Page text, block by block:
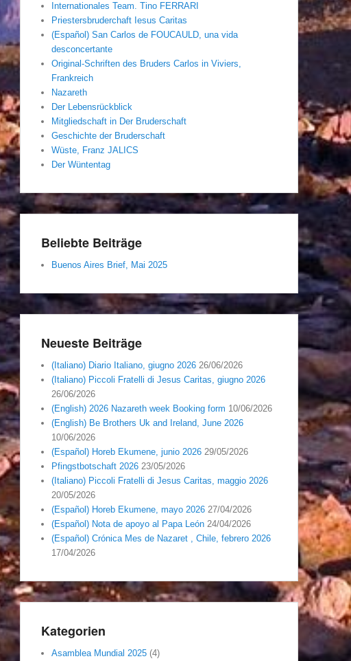
Internationales Team. Tino FERRARI
Priestersbruderchaft Iesus Caritas
(Español) San Carlos de FOUCAULD, una vida
desconcertante
Original-Schriften des Bruders Carlos in Viviers,
Frankreich
Nazareth
Der Lebensrückblick
Mitgliedschaft in Der Bruderschaft
Geschichte der Bruderschaft
Wüste, Franz JALICS
Der Wüntentag
Beliebte Beiträge
Buenos Aires Brief, Mai 2025
Neueste Beiträge
(Italiano) Diario Italiano, giugno 2026 26/06/2026
(Italiano) Piccoli Fratelli di Jesus Caritas, giugno 2026
26/06/2026
(English) 2026 Nazareth week Booking form 10/06/2026
(English) Be Brothers Uk and Ireland, June 2026
10/06/2026
(Español) Horeb Ekumene, junio 2026 29/05/2026
Pfingstbotschaft 2026 23/05/2026
(Italiano) Piccoli Fratelli di Jesus Caritas, maggio 2026
20/05/2026
(Español) Horeb Ekumene, mayo 2026 27/04/2026
(Español) Nota de apoyo al Papa León 24/04/2026
(Español) Crónica Mes de Nazaret , Chile, febrero 2026
17/04/2026
Kategorien
Asamblea Mundial 2025 (4)